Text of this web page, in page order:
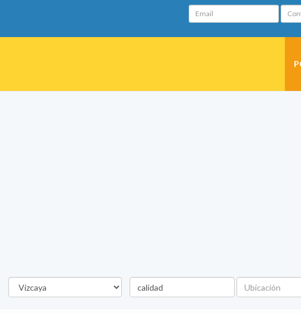
Email
Provincia
Palabra
clave
Ubicación